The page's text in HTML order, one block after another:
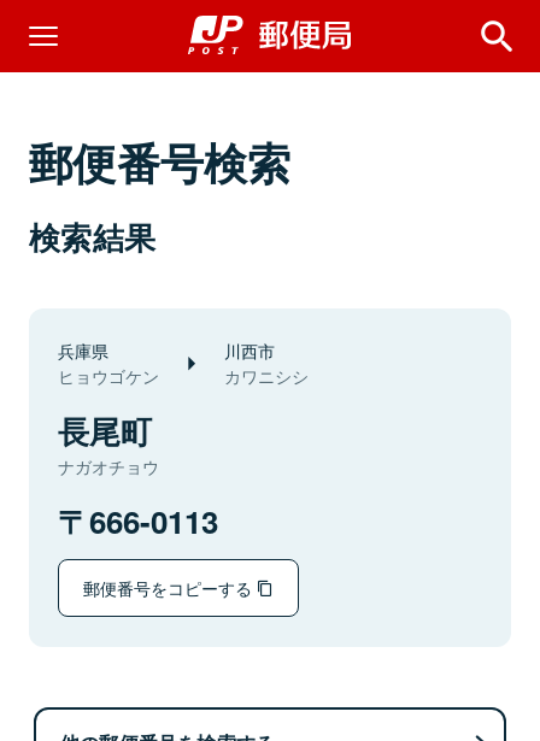
郵便番号検索
検索結果
兵庫県
ヒョウゴケン
川西市
カワニシシ
長尾町
ナガオチョウ
666-0113
郵便番号をコピーする